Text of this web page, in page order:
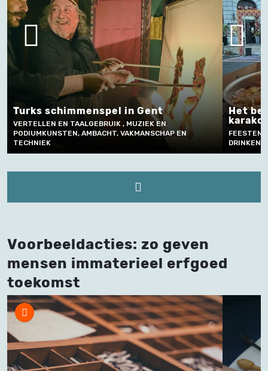
Het bereiden en verkopen van
karakollen
FEESTEN, RITUELEN EN SOCIALE GEBRUIKEN, ETEN EN
DRINKEN, AMBACHT, VAKMANSCHAP EN TECHNIEK
EN
Voorbeeldacties: zo geven
mensen immaterieel erfgoed
toekomst